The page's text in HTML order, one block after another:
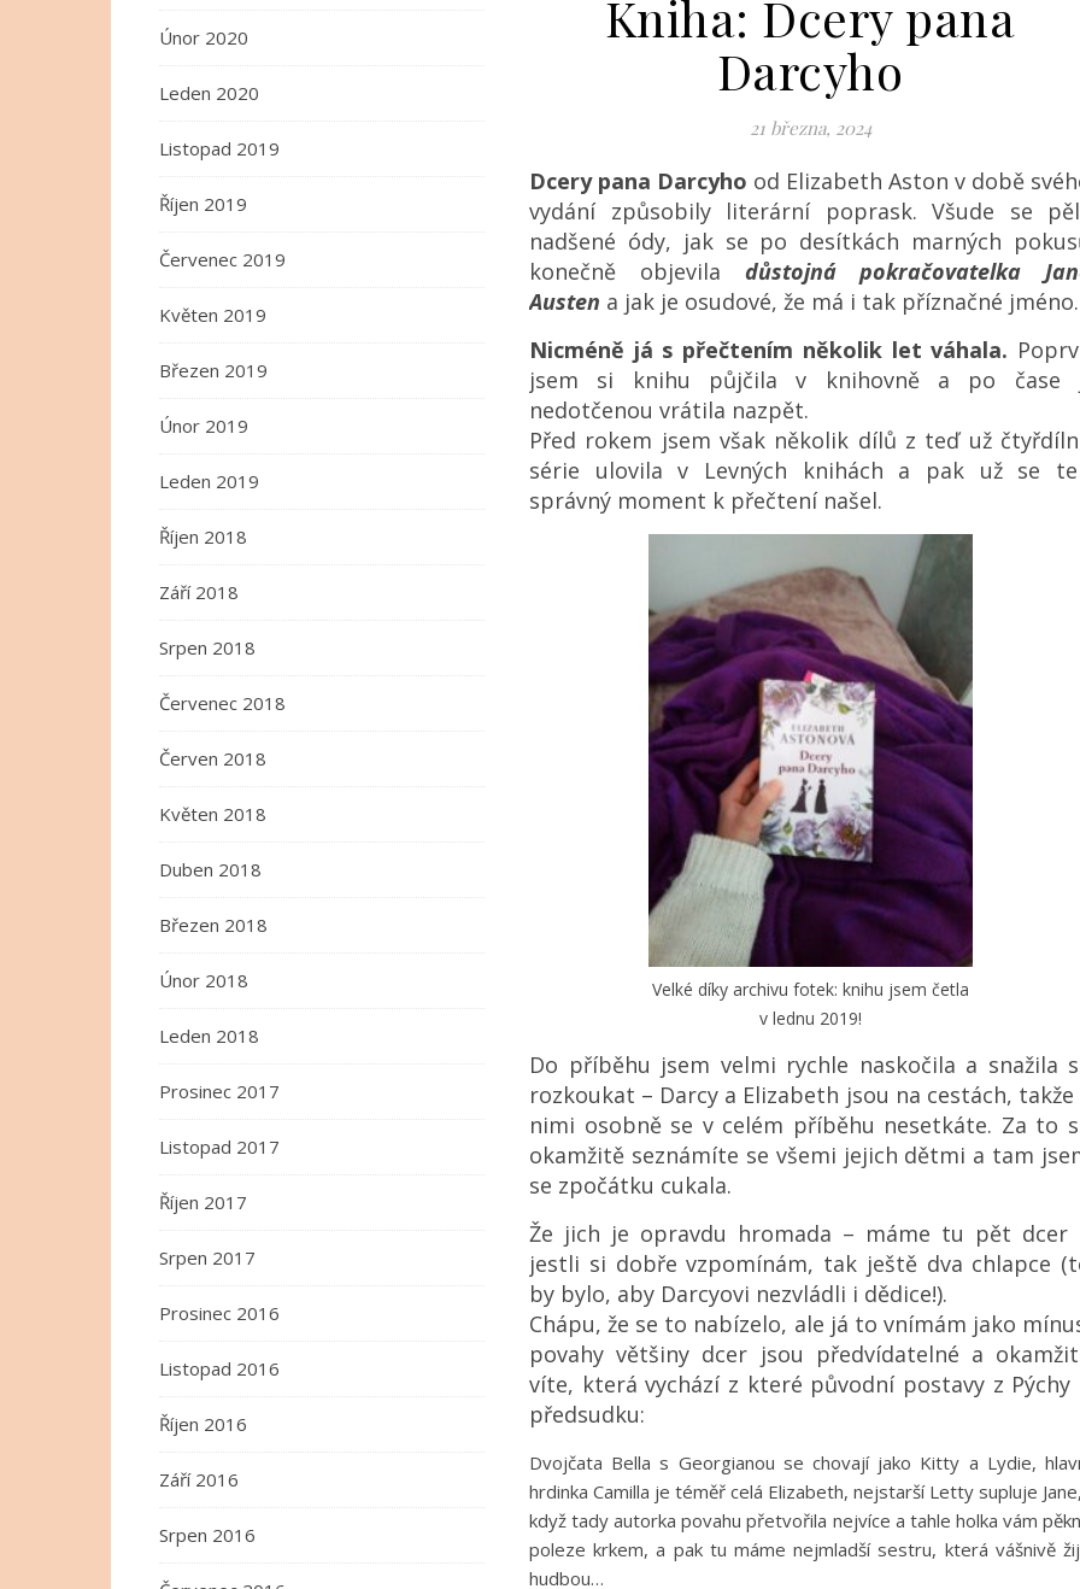
Únor 2020
Leden 2020
Listopad 2019
Říjen 2019
Červenec 2019
Květen 2019
Březen 2019
Únor 2019
Leden 2019
Říjen 2018
Září 2018
Srpen 2018
Červenec 2018
Červen 2018
Květen 2018
Duben 2018
Březen 2018
Únor 2018
Leden 2018
Prosinec 2017
Listopad 2017
Říjen 2017
Srpen 2017
Prosinec 2016
Listopad 2016
Říjen 2016
Září 2016
Srpen 2016
Kniha: Dcery pana
Darcyho
21 března, 2024
Dcery pana Darcyho od Elizabeth Aston v době
vydání způsobily literární poprask. Všude se
nadšené ódy, jak se po desítkách marných
konečně objevila důstojná pokračovatelka
Austen a jak je osudové, že má i tak příznačné jméno.
Nicméně já s přečtením několik let váhala.
jsem si knihu půjčila v knihovně a po čase
nedotčenou vrátila nazpět.
Před rokem jsem však několik dílů z teď už
série ulovila v Levných knihách a pak už se
správný moment k přečtení našel.
Velké díky archivu fotek: knihu jsem četla
v lednu 2019!
Do příběhu jsem velmi rychle naskočila a snažila
rozkoukat – Darcy a Elizabeth jsou na cestách, takže
nimi osobně se v celém příběhu nesetkáte. Za to
okamžitě seznámíte se všemi jejich dětmi a tam
se zpočátku cukala.
Že jich je opravdu hromada – máme tu pět dcer
jestli si dobře vzpomínám, tak ještě dva chlapce
by bylo, aby Darcyovi nezvládli i dědice!).
Chápu, že se to nabízelo, ale já to vnímám jako
povahy většiny dcer jsou předvídatelné a
víte, která vychází z které původní postavy z Pýchy
předsudku:
Dvojčata Bella s Georgianou se chovají jako Kitty a Lydie,
hrdinka Camilla je téměř celá Elizabeth, nejstarší Letty supluje
když tady autorka povahu přetvořila nejvíce a tahle holka vám
poleze krkem, a pak tu máme nejmladší sestru, která vášnivě
hudbou…